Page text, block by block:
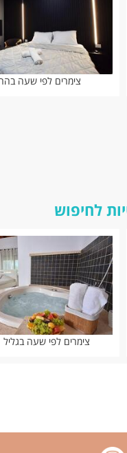
צימרים לפי שעה
לחיפוש
צימרים לפי שעה